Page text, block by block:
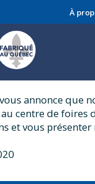
À
au
annonce que
centre de foires
et vous